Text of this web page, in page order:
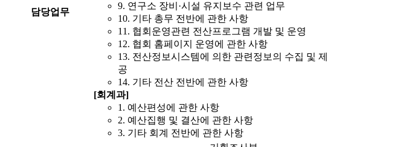
담당업무
9. 연구소 장비·시설 유지보수 관련 업무
10. 기타 총무 전반에 관한 사항
11. 협회운영관련 전산프로그램 개발 및 운영
12. 협회 홈페이지 운영에 관한 사항
13. 전산정보시스템에 의한 관련정보의 수집 및 제
공
14. 기타 전산 전반에 관한 사항
[회계과]
1. 예산편성에 관한 사항
2. 예산집행 및 결산에 관한 사항
3. 기타 회계 전반에 관한 사항